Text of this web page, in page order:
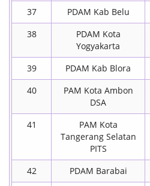
37 PDAM Kab Belu
38
PDAM Kota
Yogyakarta
39 PDAM Kab Blora
40
PAM Kota Ambon
DSA
41
PAM Kota
Tangerang Selatan
PITS
42 PDAM Barabai